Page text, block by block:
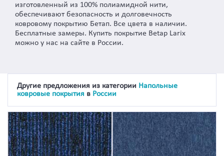
изготовленный из 100% полиамидной нити,
обеспечивают безопасность и долговечность
ковровому покрытию Бетап. Все цвета в наличии.
Бесплатные замеры. Купить покрытие Betap Larix
можно у нас на сайте в России.
Другие предложения из категории Напольные
ковровые покрытия в России